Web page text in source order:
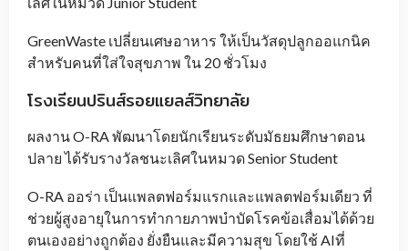
GreenWaste เปลี่ยนเศษอาหาร ให้เป็นวัสดุปลูกออแกนิค
สำหรับคนที่ใส่ใจสุขภาพ ใน 20 ชั่วโมง
โรงเรียนปรินส์รอยแยลส์วิทยาลัย
ผลงาน O-RA พัฒนาโดยนักเรียนระดับมัธยมศึกษาตอน
ปลาย ได้รับรางวัลชนะเลิศในหมวด Senior Student
O-RA ออร่า เป็นแพลตฟอร์มแรกและแพลตฟอร์มเดียว ที่
ช่วยผู้สูงอายุในการทำกายภาพบำบัดโรคข้อเสื่อมได้ด้วย
ตนเองอย่างถูกต้อง ยั่งยืนและมีความสุข โดยใช้ AIที่